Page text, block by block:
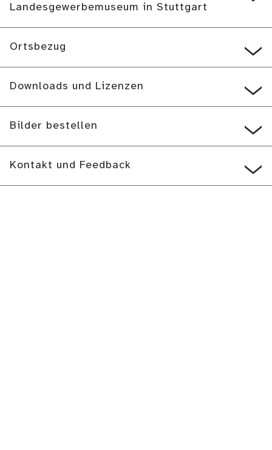
Landesgewerbemuseum in Stuttgart
Ortsbezug
Downloads und Lizenzen
Bilder bestellen
Kontakt und Feedback